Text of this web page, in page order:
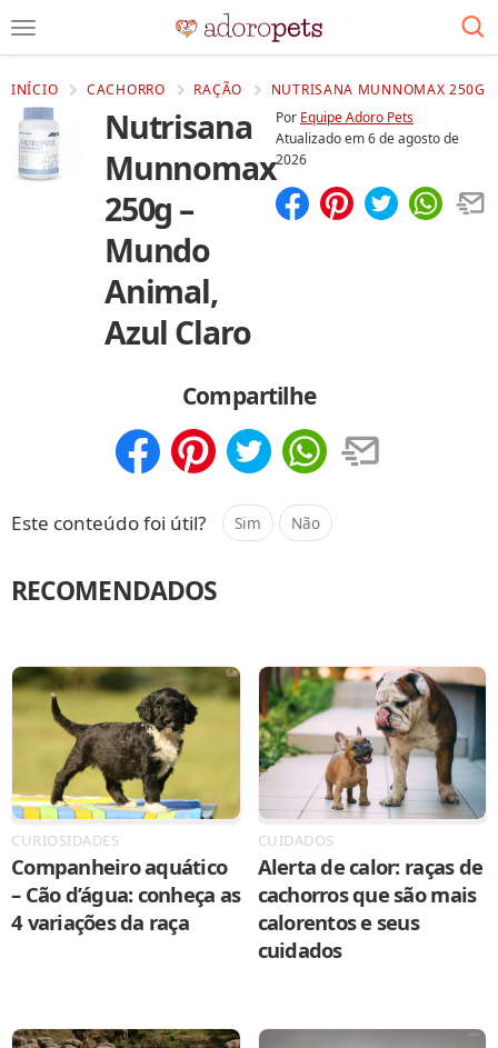
INÍCIO CACHORRO RAÇÃO NUTRISANA MUNNOMAX 250G
Nutrisana
Munnomax
250g –
Mundo
Animal,
Azul Claro
Por Equipe Adoro Pets
Atualizado em6 de agosto de
2026
Compartilhe
Este conteúdo foi útil? Sim Não
RECOMENDADOS
CURIOSIDADES
Companheiro aquático
– Cão d’água: conheça as
4 variações da raça
CUIDADOS
Alerta de calor: raças de
cachorros que são mais
calorentos e seus
cuidados